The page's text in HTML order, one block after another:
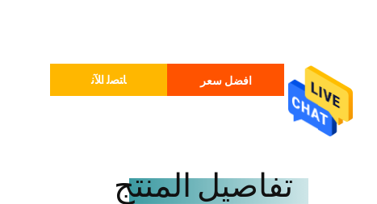
افضل سعر ﺎﺘﺼﻟ ﺍﻶﻧ
تفاصيل المنتج